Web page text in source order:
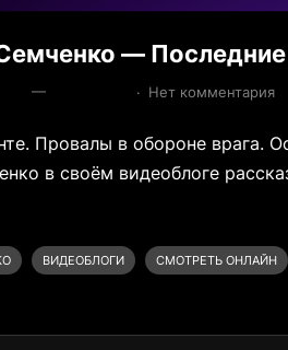
—
— · Нет комментария
Провалы в обороне врага.
в своём видеоблоге
ВИДЕОБЛОГИ СМОТРЕТЬ ОНЛАЙН